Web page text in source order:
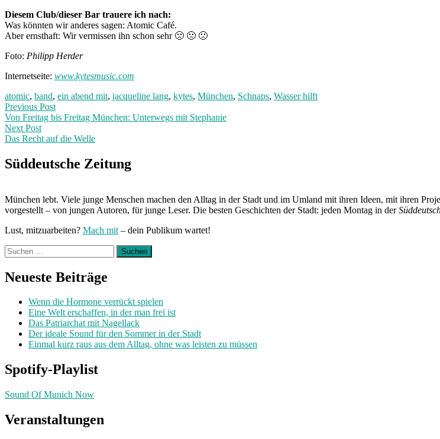
Diesem Club/dieser Bar trauere ich nach:
Was könnten wir anderes sagen: Atomic Café.
Aber ernsthaft: Wir vermissen ihn schon sehr 🙁 🙁 🙁
Foto: Philipp Herder
Internetseite: www.kytesmusic.com
atomic, band, ein abend mit, jacqueline lang, kytes, München, Schnaps, Wasser hilft
Post
navigation
Previous PostPrevious
post:
Von Freitag bis Freitag München: Unterwegs mit Stephanie
Next Post
Das Recht auf die Welle
Post:
Süddeutsche Zeitung
München lebt. Viele junge Menschen machen den Alltag in der Stadt und im Umland mit ihren Ideen, mit ihren
vorgestellt – von jungen Autoren, für junge Leser. Die besten Geschichten der Stadt: jeden Montag in der
Lust, mitzuarbeiten? Mach mit – dein Publikum wartet!
Suchen
nach:
Neueste Beiträge
Wenn die Hormone verrückt spielen
Eine Welt erschaffen, in der man frei ist
Das Patriarchat mit Nagellack
Der ideale Sound für den Sommer in der Stadt
Einmal kurz raus aus dem Alltag, ohne was leisten zu müssen
Spotify-Playlist
Sound Of Munich Now
Veranstaltungen